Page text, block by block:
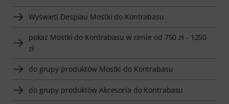
Wyświetl Despiau Mostki do Kontrabasu
pokaż Mostki do Kontrabasu w cenie od 750 zł - 1250
zł
do grupy produktów Mostki do Kontrabasu
do grupy produktów Akcesoria do Kontrabasu